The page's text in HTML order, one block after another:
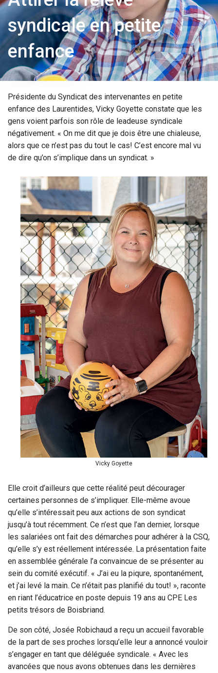
syndicale en petite
enfance
Présidente du Syndicat des intervenantes en petite
enfance des Laurentides, Vicky Goyette constate que les
gens voient parfois son rôle de leadeuse syndicale
négativement. « On me dit que je dois être une chialeuse,
alors que ce n’est pas du tout le cas! C’est encore mal vu
de dire qu’on s’implique dans un syndicat. »
Vicky Goyette
Elle croit d’ailleurs que cette réalité peut décourager
certaines personnes de s’impliquer. Elle-même avoue
qu’elle s’intéressait peu aux actions de son syndicat
jusqu’à tout récemment. Ce n’est que l’an dernier, lorsque
les salariées ont fait des démarches pour adhérer à la CSQ,
qu’elle s’y est réellement intéressée. La présentation faite
en assemblée générale l’a convaincue de se présenter au
sein du comité exécutif. « J’ai eu la piqure, spontanément,
et j’ai levé la main. Ce n’était pas planifié du tout! », raconte
en riant l’éducatrice en poste depuis 19 ans au CPE Les
petits trésors de Boisbriand.
De son côté, Josée Robichaud a reçu un accueil favorable
de la part de ses proches lorsqu’elle leur a annoncé vouloir
s’engager en tant que déléguée syndicale. « Avec les
avancées que nous avons obtenues dans les dernières